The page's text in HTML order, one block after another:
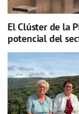
El Clúster de la
potencial del